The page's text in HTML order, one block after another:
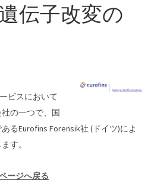
伝子改変の
ビスにおいて
の一つで、国
るEurofins Forensik社 (ドイツ)によ
す。
ージへ戻る